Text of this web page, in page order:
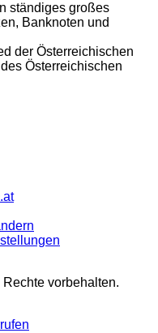
ständiges großes
Banknoten und
der Österreichischen
Österreichischen
Rechte vorbehalten.